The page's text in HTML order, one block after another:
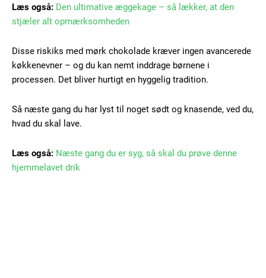
Læs også: Den ultimative æggekage – så lækker, at den
stjæler alt opmærksomheden
Disse riskiks med mørk chokolade kræver ingen avancerede
køkkenevner – og du kan nemt inddrage børnene i
processen. Det bliver hurtigt en hyggelig tradition.
Så næste gang du har lyst til noget sødt og knasende, ved du,
hvad du skal lave.
Læs også: Næste gang du er syg, så skal du prøve denne
hjemmelavet drik